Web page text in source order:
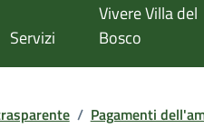
Servizi
Vivere Villa del
Bosco
/ Pagamenti